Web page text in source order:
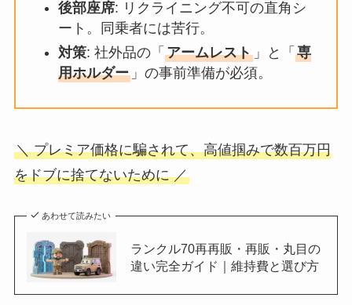
後部座席: リクライニング不可の直角シ
ート。同乗者には苦行。
対策: 社外品の「 アームレスト」と「 専
用ホルダー」の事前準備が必須。
＼ プレミア価格に騙されて、高値掴みで数百万円
をドブに捨てないために ／
あわせて読みたい
ランクル70再再販・再販・丸目の
違い完全ガイド｜維持費と選び方